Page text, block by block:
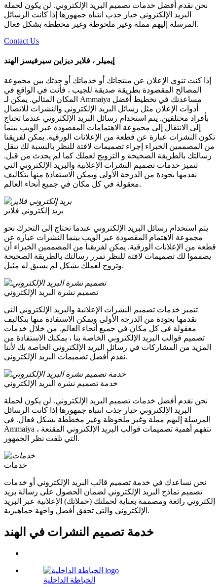
نحن نقدم أفضل خدمات تصميم البريد الإلكتروني. لن يكون لحملة
البريد الإلكتروني خيار جذب انتباه جمهورها إذا كانت الرسائل
المرسلة إليهم مملة وغير ملحوظة وغير مخططة بشكل فعال.
Contact Us
إيميلر ، فلاير ديزاين سيرفيسز الهند
إذا كنت تنوي الإعلان عن منتجاتك أو خدماتك أو حدثك بين مجموعة
المصالح المقصودة بطريقة صديقة للجيب ، فأنت في الواقع في
المكان المثالي. يمكن لـ Ammaiya مساعدتك في تخطيط أفضل
أدوات الإعلان مثل رسائل البريد الإلكتروني والنشرات للاتصال
بأفراد مختلفين. يتم استخدام رسائل البريد الإلكتروني عندما تحتاج
إلى الانتقال إلى مجموعة الاهتمامات المقصودة عبر الويب بينما
تكون النشرات عبارة عن قطعة من الإعلانات الورقية. يمكن لفريقنا
من المصممين الخبراء إجراء تصميمات لافتة للنظر بالنسبة لك تنقل
رسالتك بالطريقة الصحيحة و الترويج لعملك كما لم يحدث من قبل.
تتميز خدمات تصميم النشرات الإعلانية والبريد الإلكتروني التي
نقدمها بجودة من الدرجة الأولى ويمكن الاستفادة منها بتكاليف
معقولة في كل مكان في جميع أنحاء العالم.
بريد إلكتروني فلاير
يتم استخدام رسائل البريد الإلكتروني عندما تحتاج إلى التحرك نحو
مجموعة الاهتمام المقصودة عبر الويب بينما النشرات عبارة عن
قطعة من الإعلانات الورقية. يمكن لفريقنا من المصممين الخبراء أن
يصمموا لك تصميمات لافتة للنظر تمرر رسالتك بالطريقة الصحيحة
وتروج لعملك بشكل لم يسبق له مثيل.
تصميم نشرة البريد الإلكتروني
تتميز خدمات تصميم النشرات الإعلانية والبريد الإلكتروني التي
نقدمها بجودة من الدرجة الأولى ويمكن الاستفادة منها بتكاليف
معقولة في كل مكان في جميع أنحاء العالم. من خلال خدمات
تصميم قوالب البريد الإلكتروني الخاصة بنا ، يمكنك الاستفادة من
المزيد من المشاركات في رسائل البريد الإلكتروني الخاصة بك لأننا
نقدم أفضل تصميمات البريد الإلكتروني.
خدمة تصميم نشرة البريد الإلكتروني
نحن نقدم أفضل خدمات تصميم البريد الإلكتروني. لن يكون لحملة
البريد الإلكتروني خيار جذب انتباه جمهورها إذا كانت الرسائل
المرسلة إليهم مملة وغير ملحوظة وغير مخططة بشكل فعال. في
Ammaiya ، نتفهم أهمية تصميمات قوالب البريد الإلكتروني المقنعة
التي تلفت نظر الجمهور.
خدمات
نحن نساعدك في خدمة تصميم قالب البريد الإلكتروني أو خدمات
تصميم نماذج البريد الإلكتروني لضمان الحصول على رسالة بريد
إلكتروني رائعة ومصممة بعناية لحملتك (حملاتك) الإعلانية عبر البريد
الإلكتروني والتي تحقق أفضل واجهة جماهيرية.
خدمة تصميم النشرات في الهند
الخياطة الداخلية